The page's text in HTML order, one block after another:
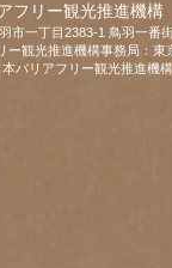
フリー観光推進機構
市一丁目2383-1 鳥羽一番
ー観光推進機構事務局：
バリアフリー観光推進機構